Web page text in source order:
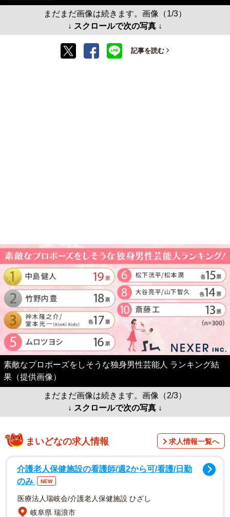
まだまだ画像は続きます。画像（1/3）
↓ スクロールで次の写真 ↓
記事を読む
素敵なプロポーズをしそうな独身男性芸能人 ランキング結
果（提供画像）
まだまだ画像は続きます。画像（2/3）
↓ スクロールで次の写真 ↓
まいどなの求人情報 求人情報一覧へ
介護老人保健施設の看護師/週2から可/看護/日勤
のみ
NEW
医療法人瑞岐会/介護老人保健施設 ひざし
岐阜県 瑞浪市